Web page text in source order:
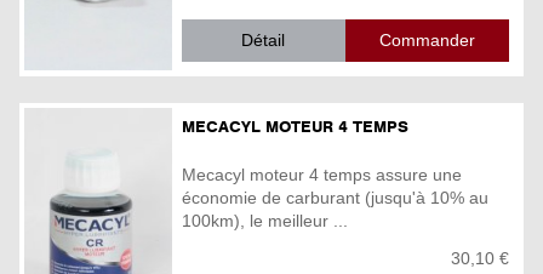
Détail
MECACYL MOTEUR 4 TEMPS
Mecacyl moteur 4 temps assure une
économie de carburant (jusqu'à 10% au
100km), le meilleur ...
30,10 €